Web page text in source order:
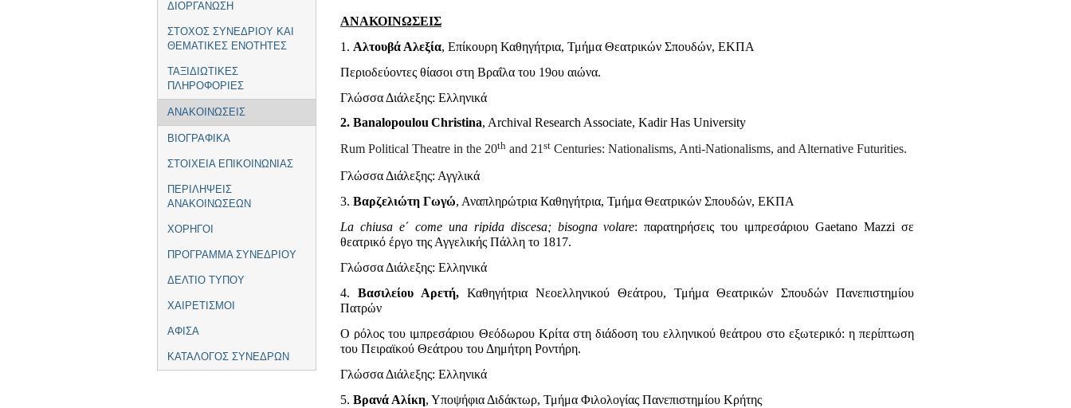
ΔΙΟΡΓΑΝΩΣΗ
ΣΤΟΧΟΣ ΣΥΝΕΔΡΙΟΥ ΚΑΙ
ΘΕΜΑΤΙΚΕΣ ΕΝΟΤΗΤΕΣ
ΤΑΞΙΔΙΩΤΙΚΕΣ
ΠΛΗΡΟΦΟΡΙΕΣ
ΑΝΑΚΟΙΝΩΣΕΙΣ
ΒΙΟΓΡΑΦΙΚΑ
ΣΤΟΙΧΕΙΑ ΕΠΙΚΟΙΝΩΝΙΑΣ
ΠΕΡΙΛΗΨΕΙΣ
ΑΝΑΚΟΙΝΩΣΕΩΝ
ΧΟΡΗΓΟΙ
ΠΡΟΓΡΑΜΜΑ ΣΥΝΕΔΡΙΟΥ
ΔΕΛΤΙΟ ΤΥΠΟΥ
ΧΑΙΡΕΤΙΣΜΟΙ
ΑΦΙΣΑ
ΚΑΤΑΛΟΓΟΣ ΣΥΝΕΔΡΩΝ
ΑΝΑΚΟΙΝΩΣΕΙΣ
1. Αλτουβά Αλεξία, Επίκουρη Καθηγήτρια, Τμήμα Θεατρικών Σπουδών, ΕΚΠΑ
Περιοδεύοντες θίασοι στη Βραΐλα του 19ου αιώνα.
Γλώσσα Διάλεξης: Eλληνικά
2. Banalopoulou Christina, Archival Research Associate, Kadir Has University
Rum Political Theatre in the 20th and 21 st Centuries: Nationalisms, Anti-Nationalisms, and Alternative Futurities.
Γλώσσα Διάλεξης: Αγγλικά
3. Βαρζελιώτη Γωγώ, Αναπληρώτρια Καθηγήτρια, Τμήμα Θεατρικών Σπουδών, ΕΚΠΑ
La chiusa e΄ come una ripida discesa; bisogna volare: παρατηρήσεις του ιμπρεσάριου Gaetano Mazzi σε
θεατρικό έργο της Αγγελικής Πάλλη το 1817.
Γλώσσα Διάλεξης: Eλληνικά
4. Βασιλείου Αρετή, Καθηγήτρια Νεοελληνικού Θεάτρου, Τμήμα Θεατρικών Σπουδών Πανεπιστημίου
Πατρών
Ο ρόλος του ιμπρεσάριου Θεόδωρου Κρίτα στη διάδοση του ελληνικού θεάτρου στο εξωτερικό: η περίπτωση
του Πειραϊκού Θεάτρου του Δημήτρη Ροντήρη.
Γλώσσα Διάλεξης: Eλληνικά
5. Βρανά Αλίκη, Υποψήφια Διδάκτωρ, Τμήμα Φιλολογίας Πανεπιστημίου Κρήτης